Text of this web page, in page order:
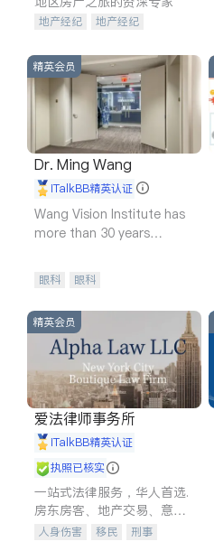
地产经纪
地产经纪
商铺租售
开发商建商
精英会员
Dr. Ming Wang
iTalkBB精英认证
Wang Vision Institute has
more than 30 years
眼科 眼科
精英会员
爱法律师事务所
iTalkBB精英认证
执照已核实
一站式法律服务，华人首选.
房东房客、地产交易、意外
伤害、车祸重伤、商业诉
人身伤害 移民
刑事